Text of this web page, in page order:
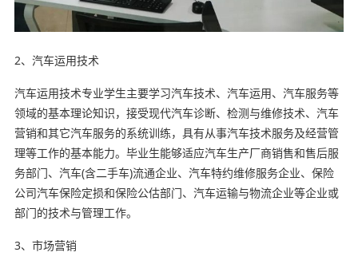
2、汽车运用技术
汽车运用技术专业学生主要学习汽车技术、汽车运用、汽车服务等
领域的基本理论知识，接受现代汽车诊断、检测与维修技术、汽车
营销和其它汽车服务的系统训练，具有从事汽车技术服务及经营管
理等工作的基本能力。毕业生能够适应汽车生产厂商销售和售后服
务部门、汽车(含二手车)流通企业、汽车特约维修服务企业、保险
公司汽车保险定损和保险公估部门、汽车运输与物流企业等企业或
部门的技术与管理工作。
3、市场营销